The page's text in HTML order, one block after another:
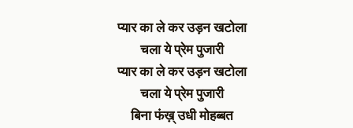
प्यार का ले कर उड़न खटोला
चला ये प्रेम पुजारी
प्यार का ले कर उड़न खटोला
चला ये प्रेम पुजारी
बिना फंख़् उधी मोहब्बत